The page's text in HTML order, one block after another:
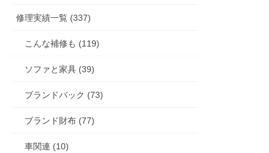
修理実績一覧 (337)
こんな補修も (119)
ソファと家具 (39)
ブランドバック (73)
ブランド財布 (77)
車関連 (10)